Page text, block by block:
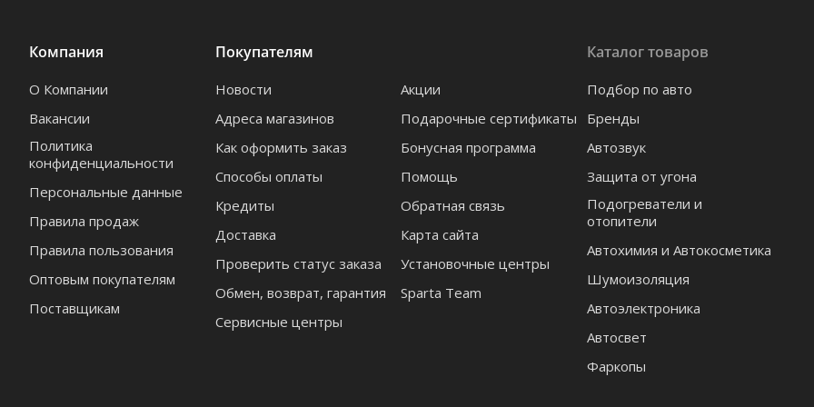
Компания
О Компании
Вакансии
Политика
конфиденциальности
Персональные данные
Правила продаж
Правила пользования
Оптовым покупателям
Поставщикам
Покупателям
Новости
Адреса магазинов
Как оформить заказ
Способы оплаты
Кредиты
Доставка
Проверить статус заказа
Обмен, возврат, гарантия
Сервисные центры
Акции
Подарочные сертификаты
Бонусная программа
Помощь
Обратная связь
Карта сайта
Установочные центры
Sparta Team
Каталог товаров
Подбор по авто
Бренды
Автозвук
Защита от угона
Подогреватели и
отопители
Автохимия и Автокосметика
Шумоизоляция
Автоэлектроника
Автосвет
Фаркопы